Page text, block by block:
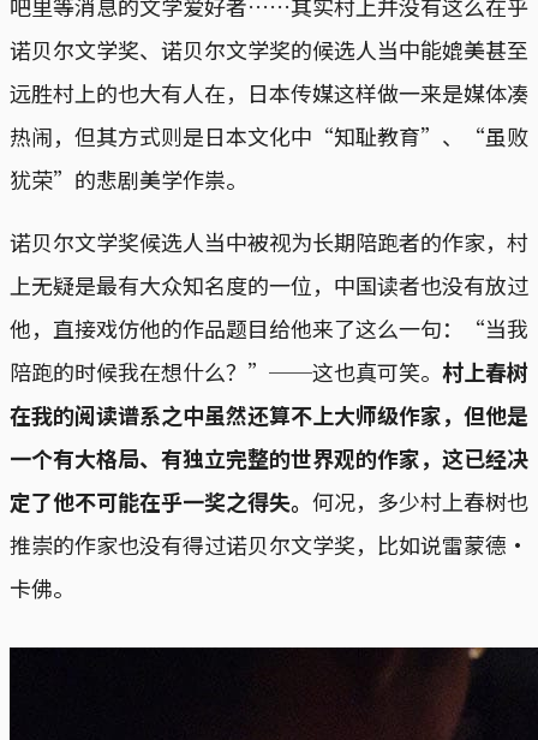
诺贝尔文学奖、诺贝尔文学奖的候选人当中能媲美甚至
远胜村上的也大有人在，日本传媒这样做一来是媒体凑
热闹，但其方式则是日本文化中“知耻教育”、“虽败
犹荣”的悲剧美学作祟。
诺贝尔文学奖候选人当中被视为长期陪跑者的作家，村
上无疑是最有大众知名度的一位，中国读者也没有放过
他，直接戏仿他的作品题目给他来了这么一句：“当我
陪跑的时候我在想什么？”──这也真可笑。 村上春树
在我的阅读谱系之中虽然还算不上大师级作家，但他是
一个有大格局、有独立完整的世界观的作家，这已经决
定了他不可能在乎一奖之得失。 何况，多少村上春树也
推崇的作家也没有得过诺贝尔文学奖，比如说雷蒙德·
卡佛。